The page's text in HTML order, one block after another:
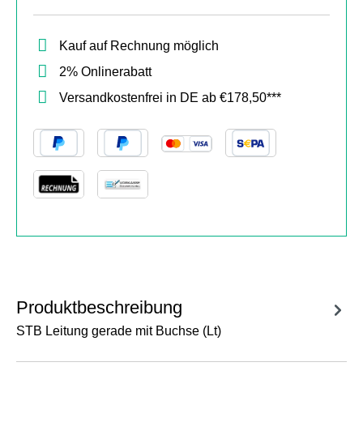
Kauf auf Rechnung möglich
2% Onlinerabatt
Versandkostenfrei in DE ab €178,50***
Produktbeschreibung
STB Leitung gerade mit Buchse (Lt)